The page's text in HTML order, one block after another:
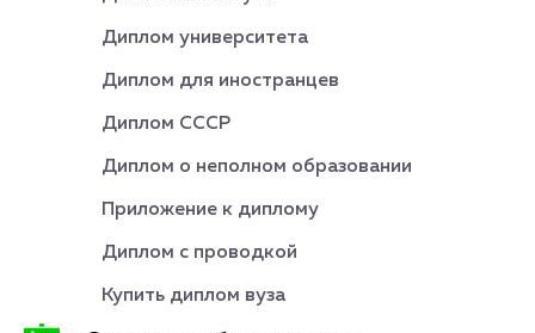
Диплом университета
Диплом для иностранцев
Диплом СССР
Диплом о неполном образовании
Приложение к диплому
Диплом с проводкой
Купить диплом вуза